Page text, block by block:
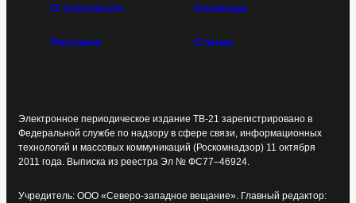
О компании Команда
Реклама Статьи
Электронное периодическое издание ТВ-21 зарегистрировано в
Федеральной службе по надзору в сфере связи, информационных
технологий и массовых коммуникаций (Роскомнадзор) 11 октября
2011 года. Выписка из реестра Эл № ФС77–46924.
Учредитель: ООО «Северо-западное вещание». Главный редактор: